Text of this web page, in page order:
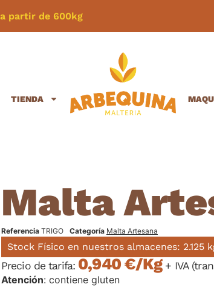
a partir de 600kg
TIENDA
Malta
Referencia TRIGO Categoría Malta Artesana
Stock Físico en nuestros almacenes: 2.125
Precio de tarifa: 0,940 €/Kg+ IVA
Atención: contiene gluten